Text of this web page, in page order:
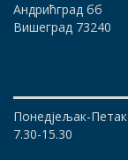
Андрићград бб
Вишеград 73240
Понедјељак-Петак
7.30-15.30